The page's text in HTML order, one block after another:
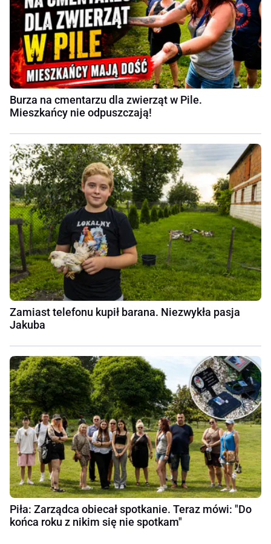
Burza na cmentarzu dla zwierząt w Pile.
Mieszkańcy nie odpuszczają!
Zamiast telefonu kupił barana. Niezwykła pasja
Jakuba
Piła: Zarządca obiecał spotkanie. Teraz mówi: "Do
końca roku z nikim się nie spotkam"